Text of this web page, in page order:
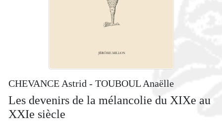
CHEVANCE Astrid - TOUBOUL Anaëlle
Les devenirs de la mélancolie du XIXe au
XXIe siècle